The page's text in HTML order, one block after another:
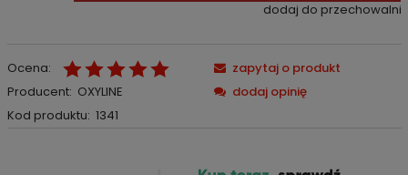
dodaj do przechowalni
Ocena:
Producent: OXYLINE
Kod produktu: 1341
zapytaj o produkt
dodaj opinię